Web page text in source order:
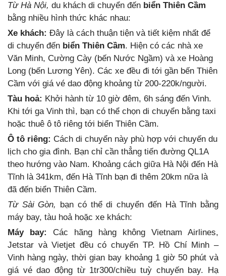
Từ Hà Nội, du khách di chuyển đến biển Thiên Cầm
bằng nhiều hình thức khác nhau:
Xe khách: Đây là cách thuận tiện và tiết kiệm nhất để
di chuyển đến biển Thiên Cầm. Hiện có các nhà xe
Văn Minh, Cường Cày (bến Nước Ngầm) và xe Hoàng
Long (bến Lương Yên). Các xe đều đi tới gần bến Thiên
Cầm với giá vé dao động khoảng từ 200-220k/người.
Tàu hoả: Khởi hành từ 10 giờ đêm, 6h sáng đến Vinh.
Khi tới ga Vinh thì, bạn có thể chọn di chuyển bằng taxi
hoặc thuê ô tô riêng tới biển Thiên Cầm.
Ô tô riêng: Cách di chuyển này phù hợp với chuyến du
lịch cho gia đình. Bạn chỉ cần thẳng tiến đường QL1A
theo hướng vào Nam. Khoảng cách giữa Hà Nội đến Hà
Tĩnh là 341km, đến Hà Tĩnh bạn đi thêm 20km nữa là
đã đến biển Thiên Cầm.
Từ Sài Gòn, bạn có thể di chuyển đến Hà Tĩnh bằng
máy bay, tàu hoả hoặc xe khách:
Máy bay: Các hãng hàng không Vietnam Airlines,
Jetstar và Vietjet đều có chuyến TP. Hồ Chí Minh –
Vinh hàng ngày, thời gian bay khoảng 1 giờ 50 phút và
giá vé dao động từ 1tr300/chiều tuỳ chuyến bay. Hạ